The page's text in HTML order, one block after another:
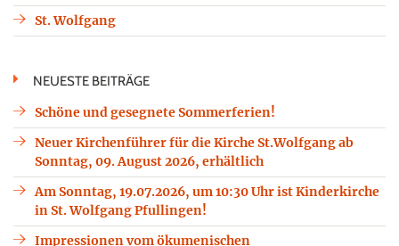
St. Wolfgang
NEUESTE BEITRÄGE
Schöne und gesegnete Sommerferien!
Neuer Kirchenführer für die Kirche St.Wolfgang ab
Sonntag, 09. August 2026, erhältlich
Am Sonntag, 19.07.2026, um 10:30 Uhr ist Kinderkirche
in St. Wolfgang Pfullingen!
Impressionen vom ökumenischen